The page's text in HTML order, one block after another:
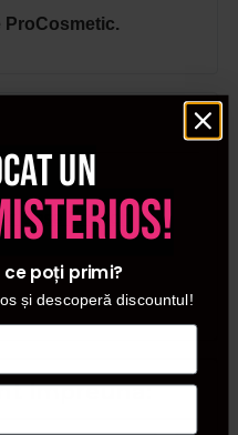
ProCosmetic.
Base French
impreuna:
un
ce poți primi?
și descoperă discountul!